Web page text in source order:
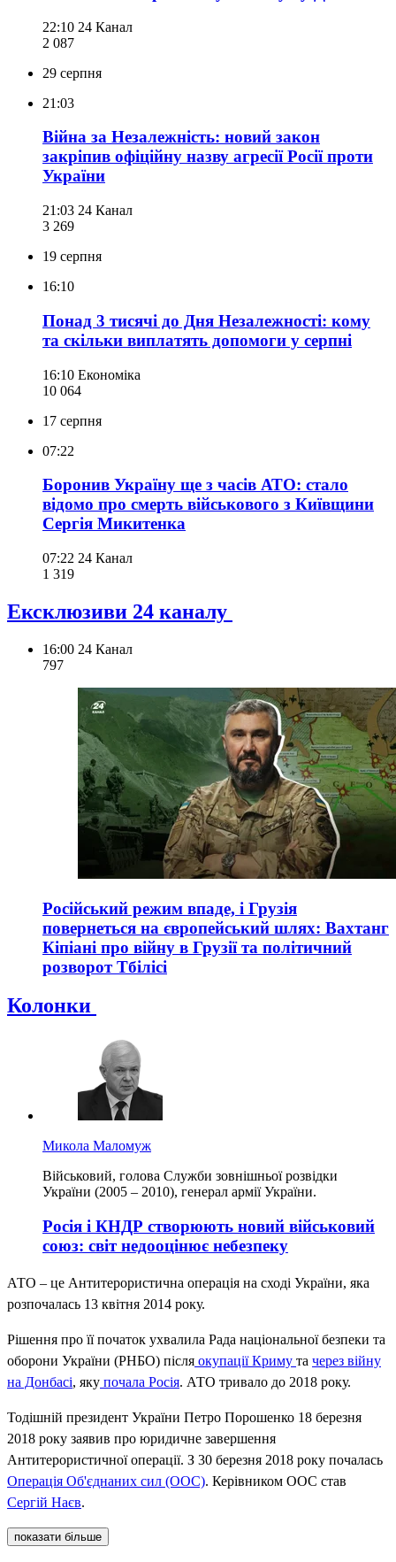
22:10 24 Канал
2 087
29 серпня
21:03
Війна за Незалежність: новий закон
закріпив офіційну назву агресії Росії проти
України
21:03 24 Канал
3 269
19 серпня
16:10
Понад 3 тисячі до Дня Незалежності: кому
та скільки виплатять допомоги у серпні
16:10 Економіка
10 064
17 серпня
07:22
Боронив Україну ще з часів АТО: стало
відомо про смерть військового з Київщини
Сергія Микитенка
07:22 24 Канал
1 319
Ексклюзиви 24 каналу
16:00 24 Канал
797
Російський режим впаде, і Грузія
повернеться на європейський шлях: Вахтанг
Кіпіані про війну в Грузії та політичний
розворот Тбілісі
Колонки
Микола Маломуж
Військовий, голова Служби зовнішньої розвідки
України (2005 – 2010), генерал армії України.
Росія і КНДР створюють новий військовий
союз: світ недооцінює небезпеку
АТО – це Антитерористична операція на сході України, яка
розпочалась 13 квітня 2014 року.
Рішення про її початок ухвалила Рада національної безпеки та
оборони України (РНБО) після окупації Криму та через війну
на Донбасі, яку почала Росія. АТО тривало до 2018 року.
Тодішній президент України Петро Порошенко 18 березня
2018 року заявив про юридичне завершення
Антитерористичної операції. З 30 березня 2018 року почалась
Операція Об'єднаних сил (ООС). Керівником ООС став
Сергій Наєв.
показати більше